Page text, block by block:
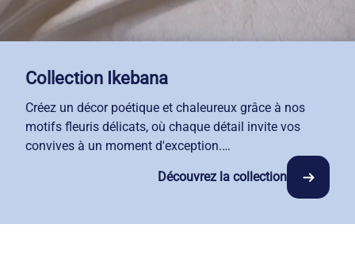
Collection Ikebana
Créez un décor poétique et chaleureux grâce à nos
motifs fleuris délicats, où chaque détail invite vos
convives à un moment d'exception.
Composez des tables d'exception grâce à une gamme
complète : nappes, napperons et serviettes s'adaptent
avec précision à toutes vos dimensions de tables.
Issue du savoir-faire des meilleurs tisseurs français,
Découvrez la collection